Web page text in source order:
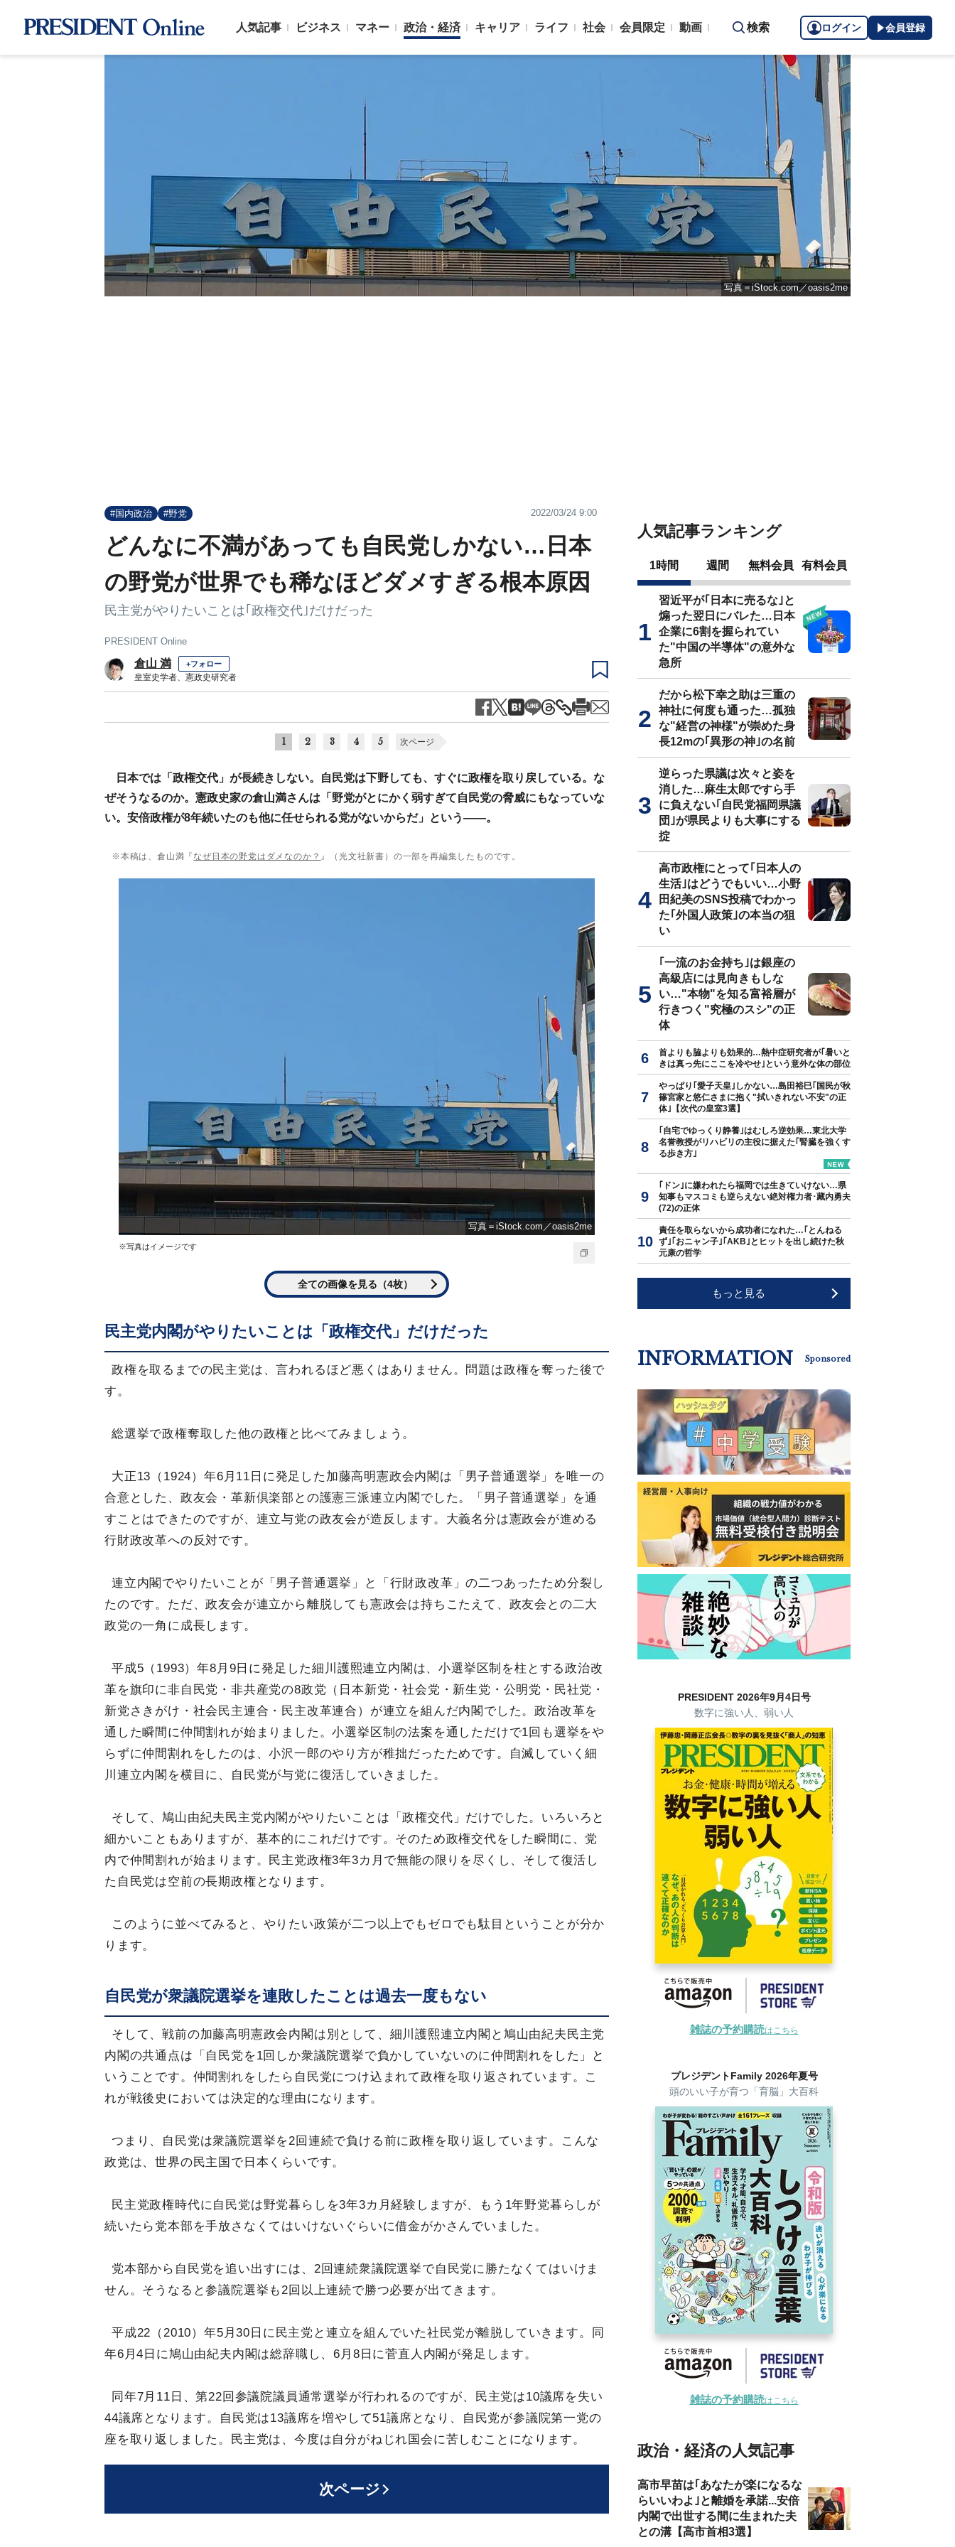
人気記事 ビジネス マネー 政治・経済 キャリア ライフ 社会 会員限定 動画 検索 ログイン 会員登録
写真＝iStock.com／oasis2me
#国内政治 #野党 2022/03/24 9:00
どんなに不満があっても自民党しかない…日本
の野党が世界でも稀なほどダメすぎる根本原因
民主党がやりたいことは｢政権交代｣だけだった
PRESIDENT Online
倉山 満 +フォロー
皇室史学者、憲政史研究者
1 2 3 4 5 次ページ
日本では「政権交代」が長続きしない。自民党は下野しても、すぐに政権を取り戻している。な
ぜそうなるのか。憲政史家の倉山満さんは「野党がとにかく弱すぎて自民党の脅威にもなっていな
い。安倍政権が8年続いたのも他に任せられる党がないからだ」という――。
※本稿は、倉山満『 なぜ日本の野党はダメなのか？ 』（光文社新書）の一部を再編集したものです。
写真＝iStock.com／oasis2me
※写真はイメージです
全ての画像を見る（4枚）
民主党内閣がやりたいことは「政権交代」だけだった
政権を取るまでの民主党は、言われるほど悪くはありません。問題は政権を奪った後で
す。
総選挙で政権奪取した他の政権と比べてみましょう。
大正13（1924）年6月11日に発足した加藤高明憲政会内閣は「男子普通選挙」を唯一の
合意とした、政友会・革新倶楽部との護憲三派連立内閣でした。「男子普通選挙」を通
すことはできたのですが、連立与党の政友会が造反します。大義名分は憲政会が進める
行財政改革への反対です。
連立内閣でやりたいことが「男子普通選挙」と「行財政改革」の二つあったため分裂し
たのです。ただ、政友会が連立から離脱しても憲政会は持ちこたえて、政友会との二大
政党の一角に成長します。
平成5（1993）年8月9日に発足した細川護熙連立内閣は、小選挙区制を柱とする政治改
革を旗印に非自民党・非共産党の8政党（日本新党・社会党・新生党・公明党・民社党・
新党さきがけ・社会民主連合・民主改革連合）が連立を組んだ内閣でした。政治改革を
通した瞬間に仲間割れが始まりました。小選挙区制の法案を通しただけで1回も選挙をや
らずに仲間割れをしたのは、小沢一郎のやり方が稚拙だったためです。自滅していく細
川連立内閣を横目に、自民党が与党に復活していきました。
そして、鳩山由紀夫民主党内閣がやりたいことは「政権交代」だけでした。いろいろと
細かいこともありますが、基本的にこれだけです。そのため政権交代をした瞬間に、党
内で仲間割れが始まります。民主党政権3年3カ月で無能の限りを尽くし、そして復活し
た自民党は空前の長期政権となります。
このように並べてみると、やりたい政策が二つ以上でもゼロでも駄目ということが分か
ります。
自民党が衆議院選挙を連敗したことは過去一度もない
そして、戦前の加藤高明憲政会内閣は別として、細川護熙連立内閣と鳩山由紀夫民主党
内閣の共通点は「自民党を1回しか衆議院選挙で負かしていないのに仲間割れをした」と
いうことです。仲間割れをしたら自民党につけ込まれて政権を取り返されています。こ
れが戦後史においては決定的な理由になります。
つまり、自民党は衆議院選挙を2回連続で負ける前に政権を取り返しています。こんな
政党は、世界の民主国で日本くらいです。
民主党政権時代に自民党は野党暮らしを3年3カ月経験しますが、もう1年野党暮らしが
続いたら党本部を手放さなくてはいけないぐらいに借金がかさんでいました。
党本部から自民党を追い出すには、2回連続衆議院選挙で自民党に勝たなくてはいけま
せん。そうなると参議院選挙も2回以上連続で勝つ必要が出てきます。
平成22（2010）年5月30日に民主党と連立を組んでいた社民党が離脱していきます。同
年6月4日に鳩山由紀夫内閣は総辞職し、6月8日に菅直人内閣が発足します。
同年7月11日、第22回参議院議員通常選挙が行われるのですが、民主党は10議席を失い
44議席となります。自民党は13議席を増やして51議席となり、自民党が参議院第一党の
座を取り返しました。民主党は、今度は自分がねじれ国会に苦しむことになります。
次ページ
人気記事ランキング
1時間 週間 無料会員 有料会員
習近平が｢日本に売るな｣と
煽った翌日にバレた…日本
企業に6割を握られてい
た"中国の半導体"の意外な
急所
だから松下幸之助は三重の
神社に何度も通った…孤独
な"経営の神様"が崇めた身
長12mの｢異形の神｣の名前
逆らった県議は次々と姿を
消した…麻生太郎ですら手
に負えない｢自民党福岡県議
団｣が県民よりも大事にする
掟
高市政権にとって｢日本人の
生活｣はどうでもいい…小野
田紀美のSNS投稿でわかっ
た｢外国人政策｣の本当の狙
い
｢一流のお金持ち｣は銀座の
高級店には見向きもしな
い…"本物"を知る富裕層が
行きつく"究極のスシ"の正
体
首よりも脇よりも効果的…熱中症研究者が｢暑いと
きは真っ先にここを冷やせ｣という意外な体の部位
やっぱり｢愛子天皇｣しかない…島田裕巳｢国民が秋
篠宮家と悠仁さまに抱く"拭いきれない不安"の正
体｣【次代の皇室3選】
｢自宅でゆっくり静養｣はむしろ逆効果…東北大学
名誉教授がリハビリの主役に据えた｢腎臓を強くす
る歩き方｣
｢ドン｣に嫌われたら福岡では生きていけない…県
知事もマスコミも逆らえない絶対権力者･藏内勇夫
(72)の正体
責任を取らないから成功者になれた…｢とんねる
ず｣｢おニャン子｣｢AKB｣とヒットを出し続けた秋
元康の哲学
もっと見る
INFORMATION Sponsored
PRESIDENT 2026年9月4日号
数字に強い人、弱い人
雑誌の予約購読はこちら
プレジデントFamily 2026年夏号
頭のいい子が育つ「育脳」大百科
雑誌の予約購読はこちら
政治・経済の人気記事
高市早苗は｢あなたが楽になるな
らいいわよ｣と離婚を承諾...安倍
内閣で出世する間に生まれた夫
との溝【高市首相3選】